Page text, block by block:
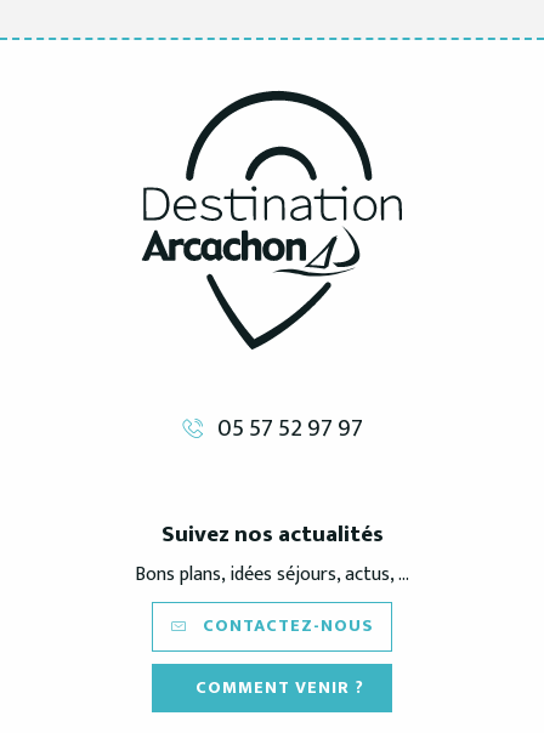
05 57 52 97 97
Suivez nos actualités
Bons plans, idées séjours, actus, ...
CONTACTEZ-NOUS
COMMENT VENIR ?